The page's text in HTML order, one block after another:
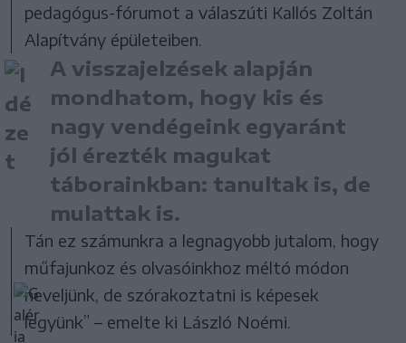
pedagógus-fórumot a válaszúti Kallós Zoltán
Alapítvány épületeiben.
A visszajelzések alapján
mondhatom, hogy kis és
nagy vendégeink egyaránt
jól érezték magukat
táborainkban: tanultak is, de
mulattak is.
Tán ez számunkra a legnagyobb jutalom, hogy
műfajunkoz és olvasóinkhoz méltó módon
neveljünk, de szórakoztatni is képesek
legyünk” – emelte ki László Noémi.